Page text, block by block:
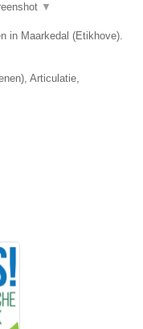
▼
in Maarkedal (Etikhove).
Articulatie,